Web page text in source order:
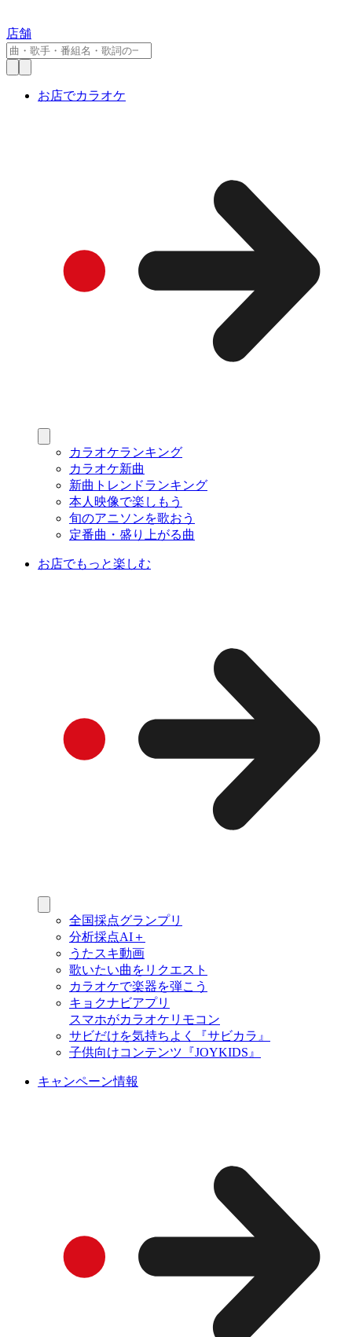
店舗
お店でカラオケ
カラオケランキング
カラオケ新曲
新曲トレンドランキング
本人映像で楽しもう
旬のアニソンを歌おう
定番曲・盛り上がる曲
お店でもっと楽しむ
全国採点グランプリ
分析採点AI＋
うたスキ動画
歌いたい曲をリクエスト
カラオケで楽器を弾こう
キョクナビアプリ
スマホがカラオケリモコン
サビだけを気持ちよく『サビカラ』
子供向けコンテンツ『JOYKIDS』
キャンペーン情報